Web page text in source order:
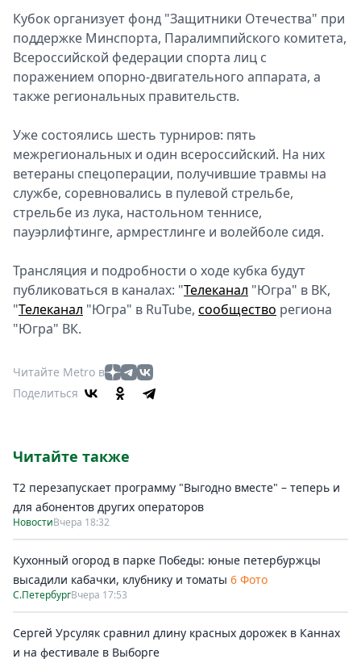
Кубок организует фонд "Защитники Отечества" при
поддержке Минспорта, Паралимпийского комитета,
Всероссийской федерации спорта лиц с
поражением опорно-двигательного аппарата, а
также региональных правительств.
Уже состоялись шесть турниров: пять
межрегиональных и один всероссийский. На них
ветераны спецоперации, получившие травмы на
службе, соревновались в пулевой стрельбе,
стрельбе из лука, настольном теннисе,
пауэрлифтинге, армрестлинге и волейболе сидя.
Трансляция и подробности о ходе кубка будут
публиковаться в каналах: "Телеканал "Югра" в ВК,
"Телеканал "Югра" в RuTube, сообщество региона
"Югра" ВК.
Читайте Metro в
Поделиться
Читайте также
Т2 перезапускает программу "Выгодно вместе" – теперь и
для абонентов других операторов
НовостиВчера 18:32
Кухонный огород в парке Победы: юные петербуржцы
высадили кабачки, клубнику и томаты 6 Фото
С.ПетербургВчера 17:53
Сергей Урсуляк сравнил длину красных дорожек в Каннах
и на фестивале в Выборге